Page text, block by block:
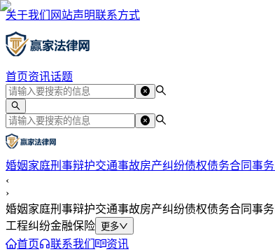
关于我们 网站声明联系方式
首页资讯话题
婚姻家庭刑事辩护交通事故房产纠纷债权债务合同事务
‹
›
婚姻家庭刑事辩护交通事故房产纠纷债权债务合同事务
工程纠纷金融保险 更多
首页 联系我们 资讯